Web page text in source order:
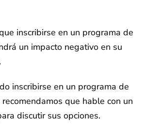
inscribirse en un programa de
un impacto negativo en su
inscribirse en un programa de
que hable con un
discutir sus opciones.